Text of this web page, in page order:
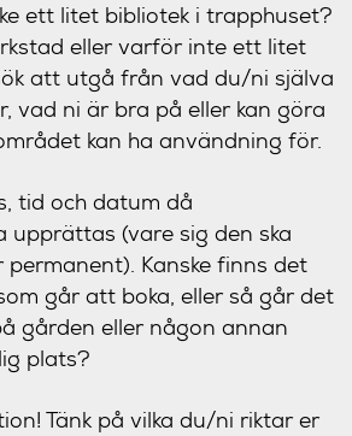
ett litet bibliotek i trapphuset?
eller varför inte ett litet
att utgå från vad du/ni själva
vad ni är bra på eller kan göra
kan ha användning för.
tid och datum då
upprättas (vare sig den ska
Kanske finns det
går att boka, eller så går det
gården eller någon annan
plats?
Tänk på vilka du/ni riktar er